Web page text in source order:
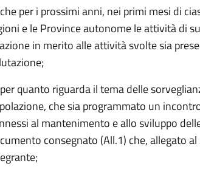
per i prossimi anni, nei primi mesi di
e le Province autonome le attività di
in merito alle attività svolte sia
quanto riguarda il tema delle
che sia programmato un
al mantenimento e allo sviluppo
consegnato (All.1) che, allegato